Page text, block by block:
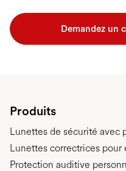
Demandez un
Produits
Lunettes de sécurité avec
Lunettes correctrices pour
Protection auditive